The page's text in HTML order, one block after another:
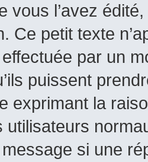
vous l’avez
Ce petit texte
par un
puissent
exprimant la
utilisateurs
si une